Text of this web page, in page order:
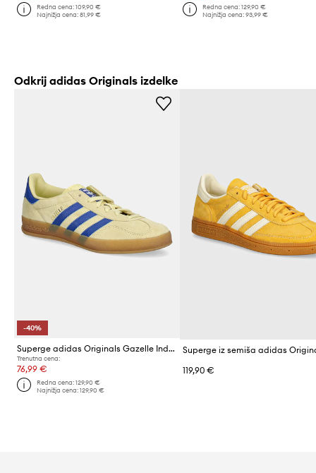
Redna cena:109,90 €
Najnižja cena:81,99 €
Redna cena: 129,90 €
Najnižja cena: 93,99 €
Odkrij adidas Originals izdelke
-40%
Superge adidas Originals Gazelle Indoor
Trenutna cena:
76,99 €
Redna cena:129,90 €
Najnižja cena:129,90 €
119,90 €